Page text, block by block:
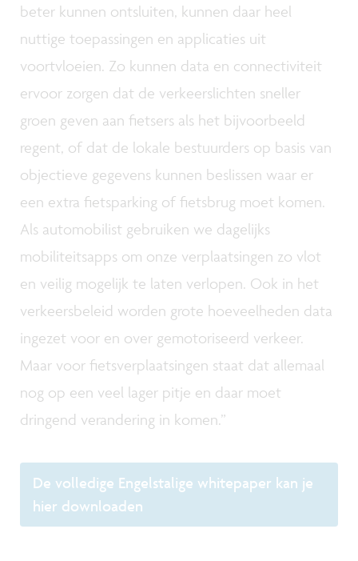
beter kunnen ontsluiten, kunnen daar heel
nuttige toepassingen en applicaties uit
voortvloeien. Zo kunnen data en connectiviteit
ervoor zorgen dat de verkeerslichten sneller
groen geven aan fietsers als het bijvoorbeeld
regent, of dat de lokale bestuurders op basis van
objectieve gegevens kunnen beslissen waar er
een extra fietsparking of fietsbrug moet komen.
Als automobilist gebruiken we dagelijks
mobiliteitsapps om onze verplaatsingen zo vlot
en veilig mogelijk te laten verlopen. Ook in het
verkeersbeleid worden grote hoeveelheden data
ingezet voor en over gemotoriseerd verkeer.
Maar voor fietsverplaatsingen staat dat allemaal
nog op een veel lager pitje en daar moet
dringend verandering in komen.”
De volledige Engelstalige whitepaper kan je
hier downloaden